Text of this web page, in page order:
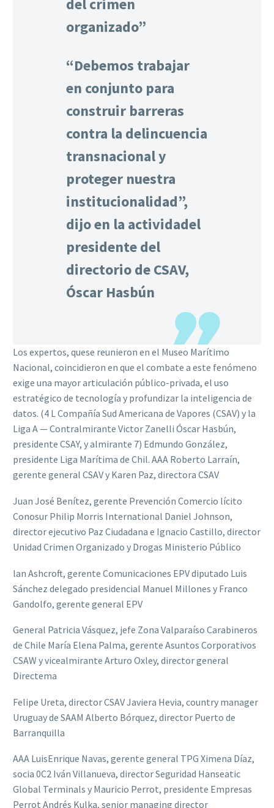
del crimen
organizado”
“Debemos trabajar
en conjunto para
construir barreras
contra la delincuencia
transnacional y
proteger nuestra
institucionalidad”,
dijo en la actividadel
presidente del
directorio de CSAV,
Óscar Hasbún
Los expertos, quese reunieron en el Museo Marítimo
Nacional, coincidieron en que el combate a este fenómeno
exige una mayor articulación público-privada, el uso
estratégico de tecnología y profundizar la inteligencia de
datos. (4 L Compañía Sud Americana de Vapores (CSAV) y la
Liga A — Contralmirante Victor Zanelli Óscar Hasbún,
presidente CSAY, y almirante 7) Edmundo González,
presidente Liga Marítima de Chil. AAA Roberto Larraín,
gerente general CSAV y Karen Paz, directora CSAV
Juan José Benítez, gerente Prevención Comercio lícito
Conosur Philip Morris International Daniel Johnson,
director ejecutivo Paz Ciudadana e Ignacio Castillo, director
Unidad Crimen Organizado y Drogas Ministerio Público
lan Ashcroft, gerente Comunicaciones EPV diputado Luis
Sánchez delegado presidencial Manuel Millones y Franco
Gandolfo, gerente general EPV
General Patricia Vásquez, jefe Zona Valparaíso Carabineros
de Chile María Elena Palma, gerente Asuntos Corporativos
CSAW y vicealmirante Arturo Oxley, director general
Directema
Felipe Ureta, director CSAV Javiera Hevia, country manager
Uruguay de SAAM Alberto Bórquez, director Puerto de
Barranquilla
AAA LuisEnrique Navas, gerente general TPG Ximena Díaz,
socia 0C2 Iván Villanueva, director Seguridad Hanseatic
Global Terminals y Mauricio Perrot, presidente Empresas
Perrot Andrés Kulka, senior managing director